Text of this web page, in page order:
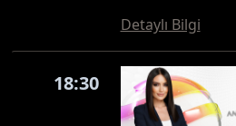
Detaylı Bilgi
18:30